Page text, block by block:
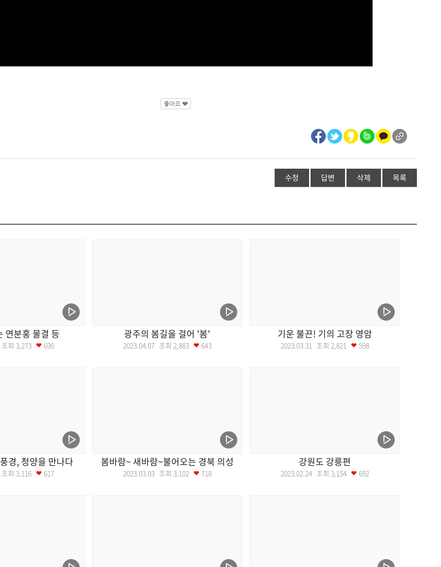
수정 답변 삭제 목록
연분홍 물결 등
회 3,273 690
광주의 봄길을 걸어 '봄'
2023.04.07 조회 2,883 643
기운 불끈! 기의 고장 영암
2023.03.31 조회 2,821 598
경, 청양을 만나다
회 3,116 617
봄바람~ 새바람~불어오는 경북 의성
2023.03.03 조회 3,102 718
강원도 강릉편
2023.02.24 조회 3,154 692